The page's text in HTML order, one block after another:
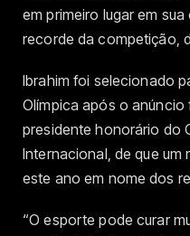
em primeiro lugar em
recorde da competição,
Ibrahim foi selecionado
Olímpica após o
presidente honorário do
Internacional, de que um
este ano em nome dos
“O esporte pode curar